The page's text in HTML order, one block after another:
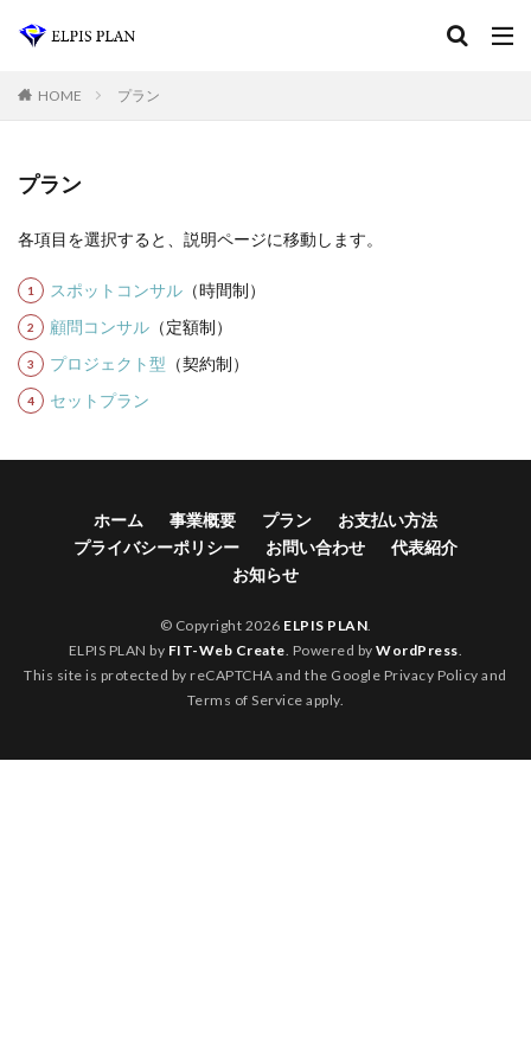
HOME プラン
プラン
各項目を選択すると、説明ページに移動します。
スポットコンサル （時間制）
顧問コンサル （定額制）
プロジェクト型 （契約制）
セットプラン
ホーム 事業概要 プラン
お支払い方法
プライバシーポリシー
お問い合わせ
代表紹介
お知らせ
© Copyright 2026 ELPIS PLAN.
ELPIS PLAN by FIT-Web Create. Powered byWordPress.
This site is protected by reCAPTCHA and the Google Privacy Policy and
Terms of Service apply.